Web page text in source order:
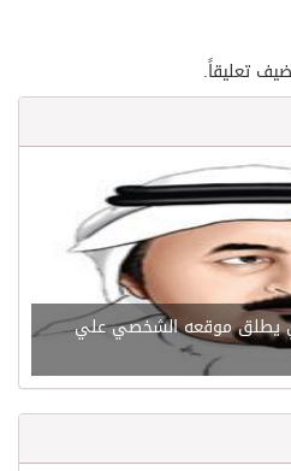
تعليقاً.
يطلق موقعه الشخصي علي